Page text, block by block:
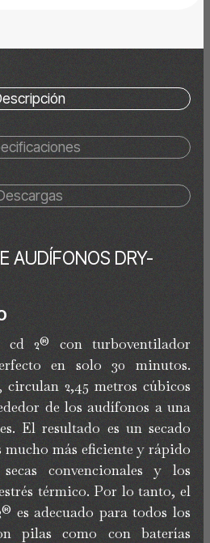
AUDÍFONOS DRY-
cd 2® con turboventilador
en solo 30 minutos.
2,45 metros cúbicos
de los audífonos a una
El resultado es un secado
mucho más eficiente y rápido
convencionales y los
térmico. Por lo tanto, el
es adecuado para todos los
pilas como con baterías